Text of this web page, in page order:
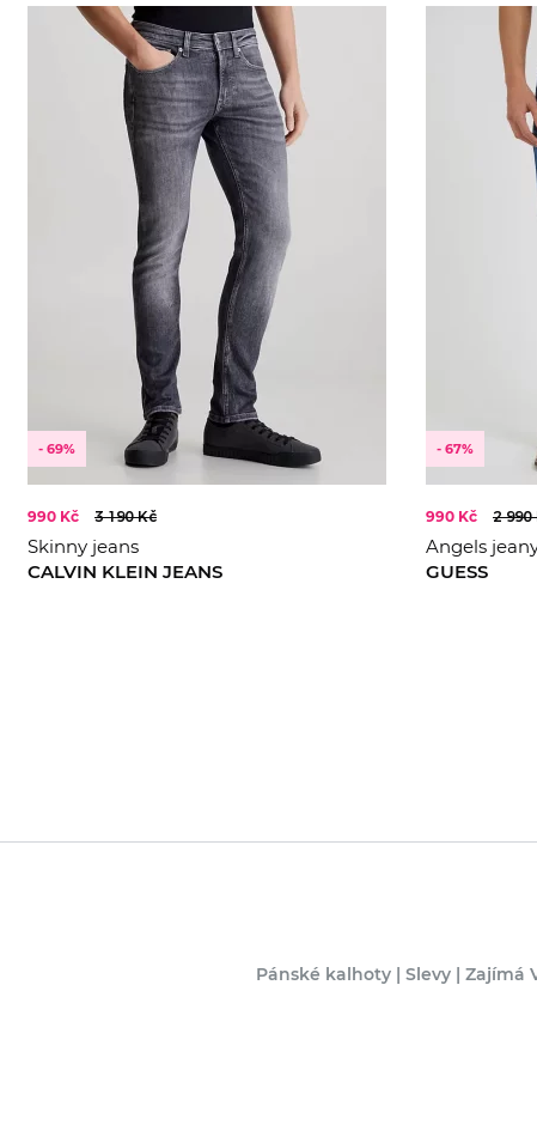
Od nejdražšího
30/2
KOLEKCE
2024
2025
2026
- 69%
990 Kč 3 190 Kč
Skinny jeans
CALVIN KLEIN JEANS
- 67%
990 Kč 2 990
Angels
GUESS
Pánské kalhoty | Slevy | Zajímá